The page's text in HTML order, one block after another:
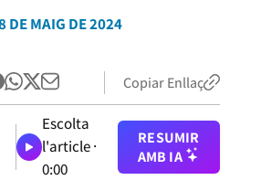
DE MAIG DE 2024
Copiar Enllaç
Escolta
l'article ·
0:00
RESUMIR
AMB IA